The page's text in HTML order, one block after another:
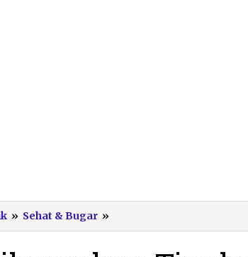
» Sehat & Bugar »
Diharapkan